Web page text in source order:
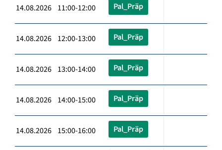
14.08.2026 11:00-12:00 Pal_Präp
14.08.2026 12:00-13:00 Pal_Präp
14.08.2026 13:00-14:00 Pal_Präp
14.08.2026 14:00-15:00 Pal_Präp
14.08.2026 15:00-16:00 Pal_Präp